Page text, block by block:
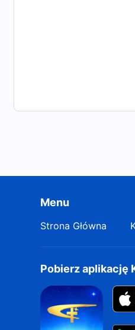
Menu
Strona Główna
Pobierz aplikację